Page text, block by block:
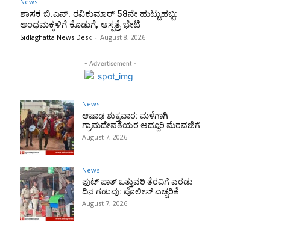
ಶಾಸಕ ಬಿ.ಎನ್. ರವಿಕುಮಾರ್ 58ನೇ ಹುಟ್ಟುಹಬ್ಬ:
ಅಂಧಮಕ್ಕಳಿಗೆ ಕೊಡುಗೆ, ಆಸ್ಪತ್ರೆ ಭೇಟಿ
Sidlaghatta News Desk - August 8, 2026
- Advertisement -
News
ಆಷಾಢ ಶುಕ್ರವಾರ: ಮಳೆಗಾಗಿ
ಗ್ರಾಮದೇವತೆಯರ ಅದ್ದೂರಿ ಮೆರವಣಿಗೆ
August 7, 2026
News
ಫುಟ್‌ ಪಾತ್ ಒತ್ತುವರಿ ತೆರವಿಗೆ ಎರಡು
ದಿನ ಗಡುವು: ಪೊಲೀಸ್ ಎಚ್ಚರಿಕೆ
August 7, 2026